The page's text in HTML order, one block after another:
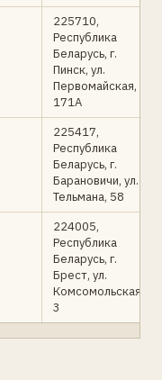
225710,
Республика
Беларусь, г.
Пинск, ул.
Первомайская,
171А
225417,
Республика
Беларусь, г.
Барановичи, ул.
Тельмана, 58
224005,
Республика
Беларусь, г.
Брест, ул.
Комсомольская,
3